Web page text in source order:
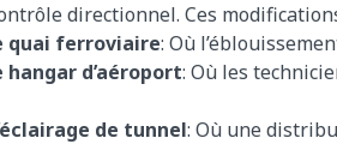
directionnel. Ces
quai ferroviaire: Où
hangar d’aéroport: Où les
de tunnel: Où une